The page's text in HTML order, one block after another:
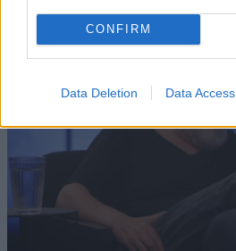
CONFIRM
Data Deletion Data Access